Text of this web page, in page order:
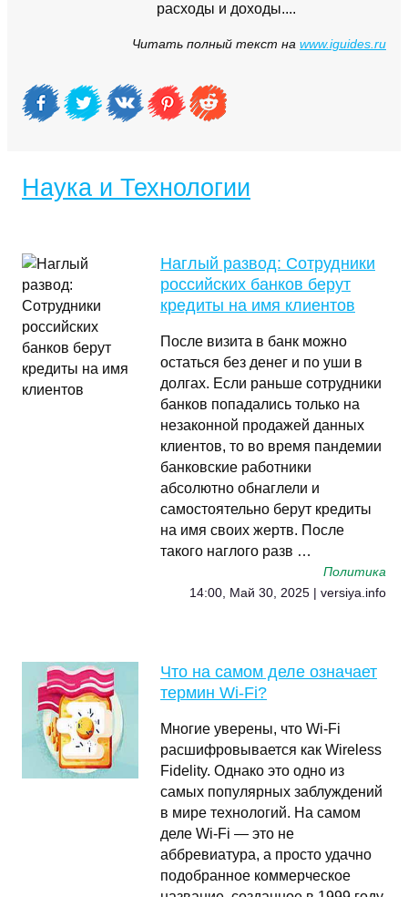
расходы и доходы....
Читать полный текст на www.iguides.ru
Наука и Технологии
Наглый развод: Сотрудники
российских банков берут
кредиты на имя клиентов
После визита в банк можно
остаться без денег и по уши в
долгах. Если раньше сотрудники
банков попадались только на
незаконной продажей данных
клиентов, то во время пандемии
банковские работники
абсолютно обнаглели и
самостоятельно берут кредиты
на имя своих жертв. После
такого наглого разв …
Политика
14:00, Май 30, 2025 | versiya.info
Что на самом деле означает
термин Wi-Fi?
Многие уверены, что Wi-Fi
расшифровывается как Wireless
Fidelity. Однако это одно из
самых популярных заблуждений
в мире технологий. На самом
деле Wi-Fi — это не
аббревиатура, а просто удачно
подобранное коммерческое